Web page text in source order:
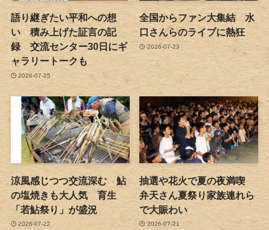
語り継ぎたい平和への想
い 積み上げた証言の記
録 交流センター30日にギ
ャラリートークも
2026-07-25
全国からファン大集結 水
口さんらのライブに熱狂
2026-07-23
涼風感じつつ交流深む 鮎
の塩焼きも大人気 育生
「若鮎祭り」が盛況
2026-07-22
抽選や花火で夏の夜満喫
弁天さん夏祭り家族連れら
で大賑わい
2026-07-21